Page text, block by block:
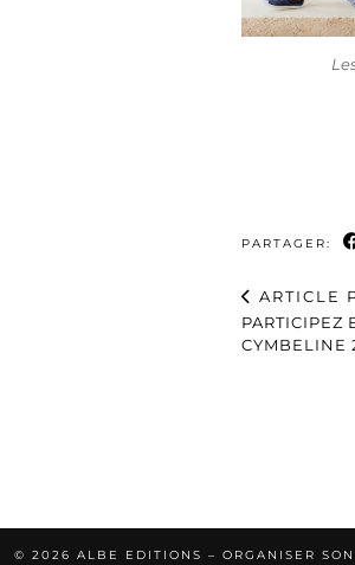
PARTAGER:
ARTICLE
PARTICIPEZ
CYMBELINE
© 2026 ALBE EDITIONS – ORGANISER